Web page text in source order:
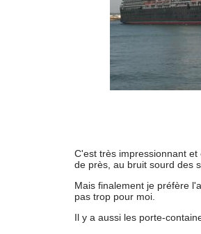
C'est très impressionnant
de près, au bruit sourd des
Mais finalement je préfère
pas trop pour moi.
Il y a aussi les porte-